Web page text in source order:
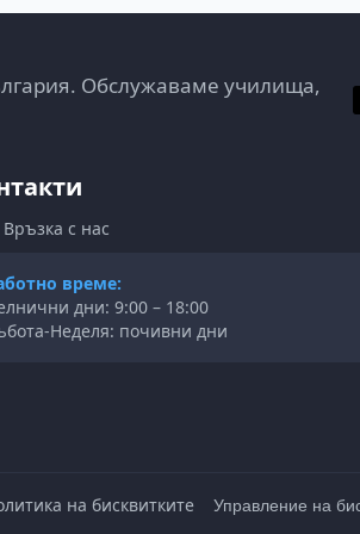
Обслужаваме училища,
Връзка с нас
време:
дни: 9:00 – 18:00
Неделя: почивни дни
на бисквитките Управление на